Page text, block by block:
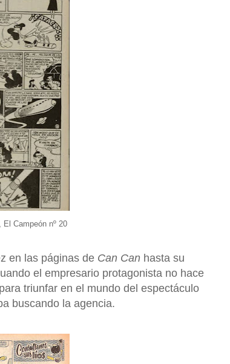
El Campeón nº 20
en las páginas de Can Can hasta su
el empresario protagonista no hace
triunfar en el mundo del espectáculo
buscando la agencia.